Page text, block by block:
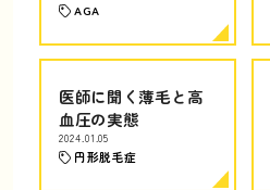
AGA
医師に聞く薄毛と高
血圧の実態
2024.01.05
円形脱毛症